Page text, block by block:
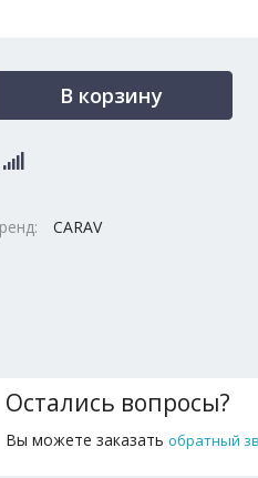
В корзину
CARAV
Остались вопросы?
Вы можете заказатьобратный